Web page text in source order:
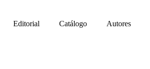
Editorial Catálogo Autores